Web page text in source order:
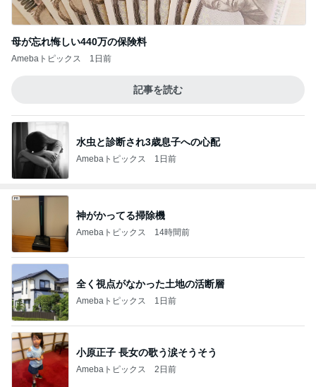
母が忘れ悔しい440万の保険料
Amebaトピックス 1日前
記事を読む
水虫と診断され3歳息子への心配
Amebaトピックス 1日前
神がかってる掃除機
Amebaトピックス 14時間前
全く視点がなかった土地の活断層
Amebaトピックス 1日前
小原正子 長女の歌う涙そうそう
Amebaトピックス 2日前